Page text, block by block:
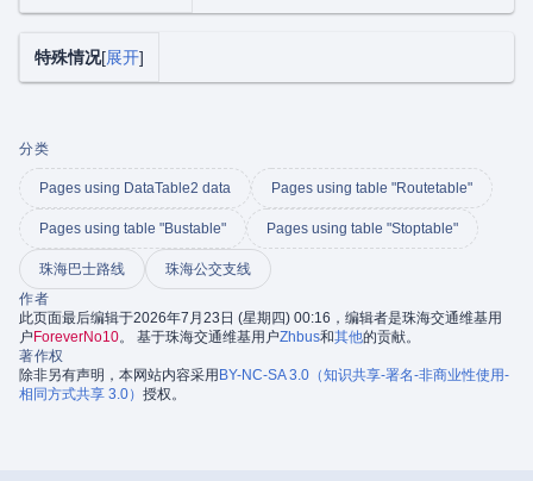
展开
特殊情况
分类
Pages using DataTable2 data Pages using table "Routetable"
Pages using table "Bustable" Pages using table "Stoptable"
珠海巴士路线
珠海公交支线
作者
此页面最后编辑于2026年7月23日 (星期四) 00:16，编辑者是珠海交通维基用
户 ForeverNo10。 基于珠海交通维基用户Zhbus和其他的贡献。
著作权
除非另有声明，本网站内容采用 BY-NC-SA 3.0（知识共享-署名-非商业性使用-
相同方式共享 3.0） 授权。